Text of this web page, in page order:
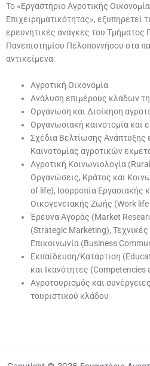
Το «Εργαστήριο Αγροτικής
Επιχειρηματικότητας», εξυπηρετεί
ερευνητικές ανάγκες του Τμήματος
Πανεπιστημίου Πελοποννήσου στα
αντικείμενα:
Αγροτική Οικονομία
Ανάλυση επιμέρους κλάδων
Οργάνωση και Διοίκηση
Οργανωσιακή καινοτομία και
Σχέδια Βελτίωσης Ανάπτυξης
Καινοτομίας αγροτικών
Αγροτική Κοινωνιολογία
Οργανώσεις, Κράτος και
of life), Ισορροπία Εργασιακής
Οικογενειακής Ζωής (Work
Έρευνα Αγοράς (Market
(Strategic Marketing),
Επικοινωνία (Βusiness
Εκπαίδευση/Κατάρτιση
και Ικανότητες (Competencies
Αγροτουρισμός και
τουριστικού κλάδου